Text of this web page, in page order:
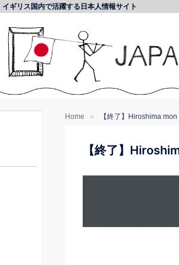
イギリス国内で活躍する日本人情報サイト
Home 【終了】Hiroshima
【終了】